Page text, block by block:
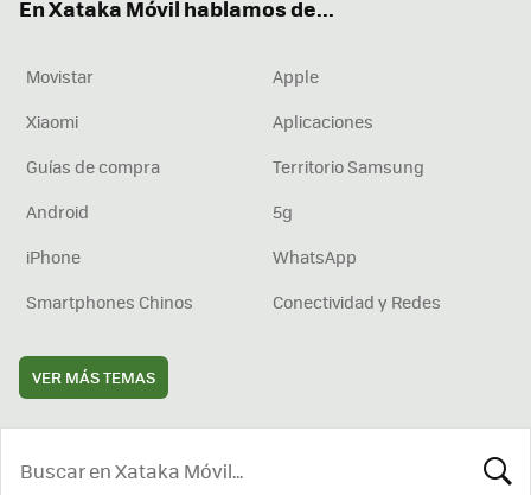
En Xataka Móvil hablamos de...
Movistar
Apple
Xiaomi
Aplicaciones
Guías de compra
Territorio Samsung
Android
5g
iPhone
WhatsApp
Smartphones Chinos
Conectividad y Redes
VER MÁS TEMAS